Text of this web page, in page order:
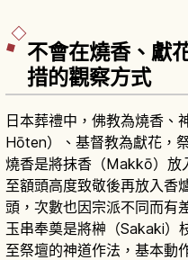
不會在燒香、獻
措的觀察方式
日本葬禮中，佛教為燒香、
Hōten）、基督教為獻花，
燒香是將抹香（Makkō）放
至額頭高度致敬後再放入香
頭，次數也因宗派不同而有
玉串奉奠是將榊（Sakaki）
至祭壇的神道作法，基本動